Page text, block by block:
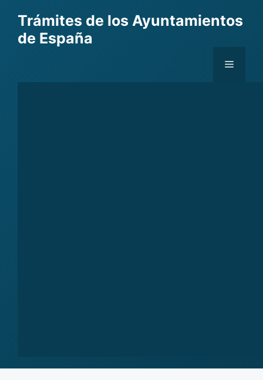
content
Trámites de los Ayuntamientos
de España
Menu